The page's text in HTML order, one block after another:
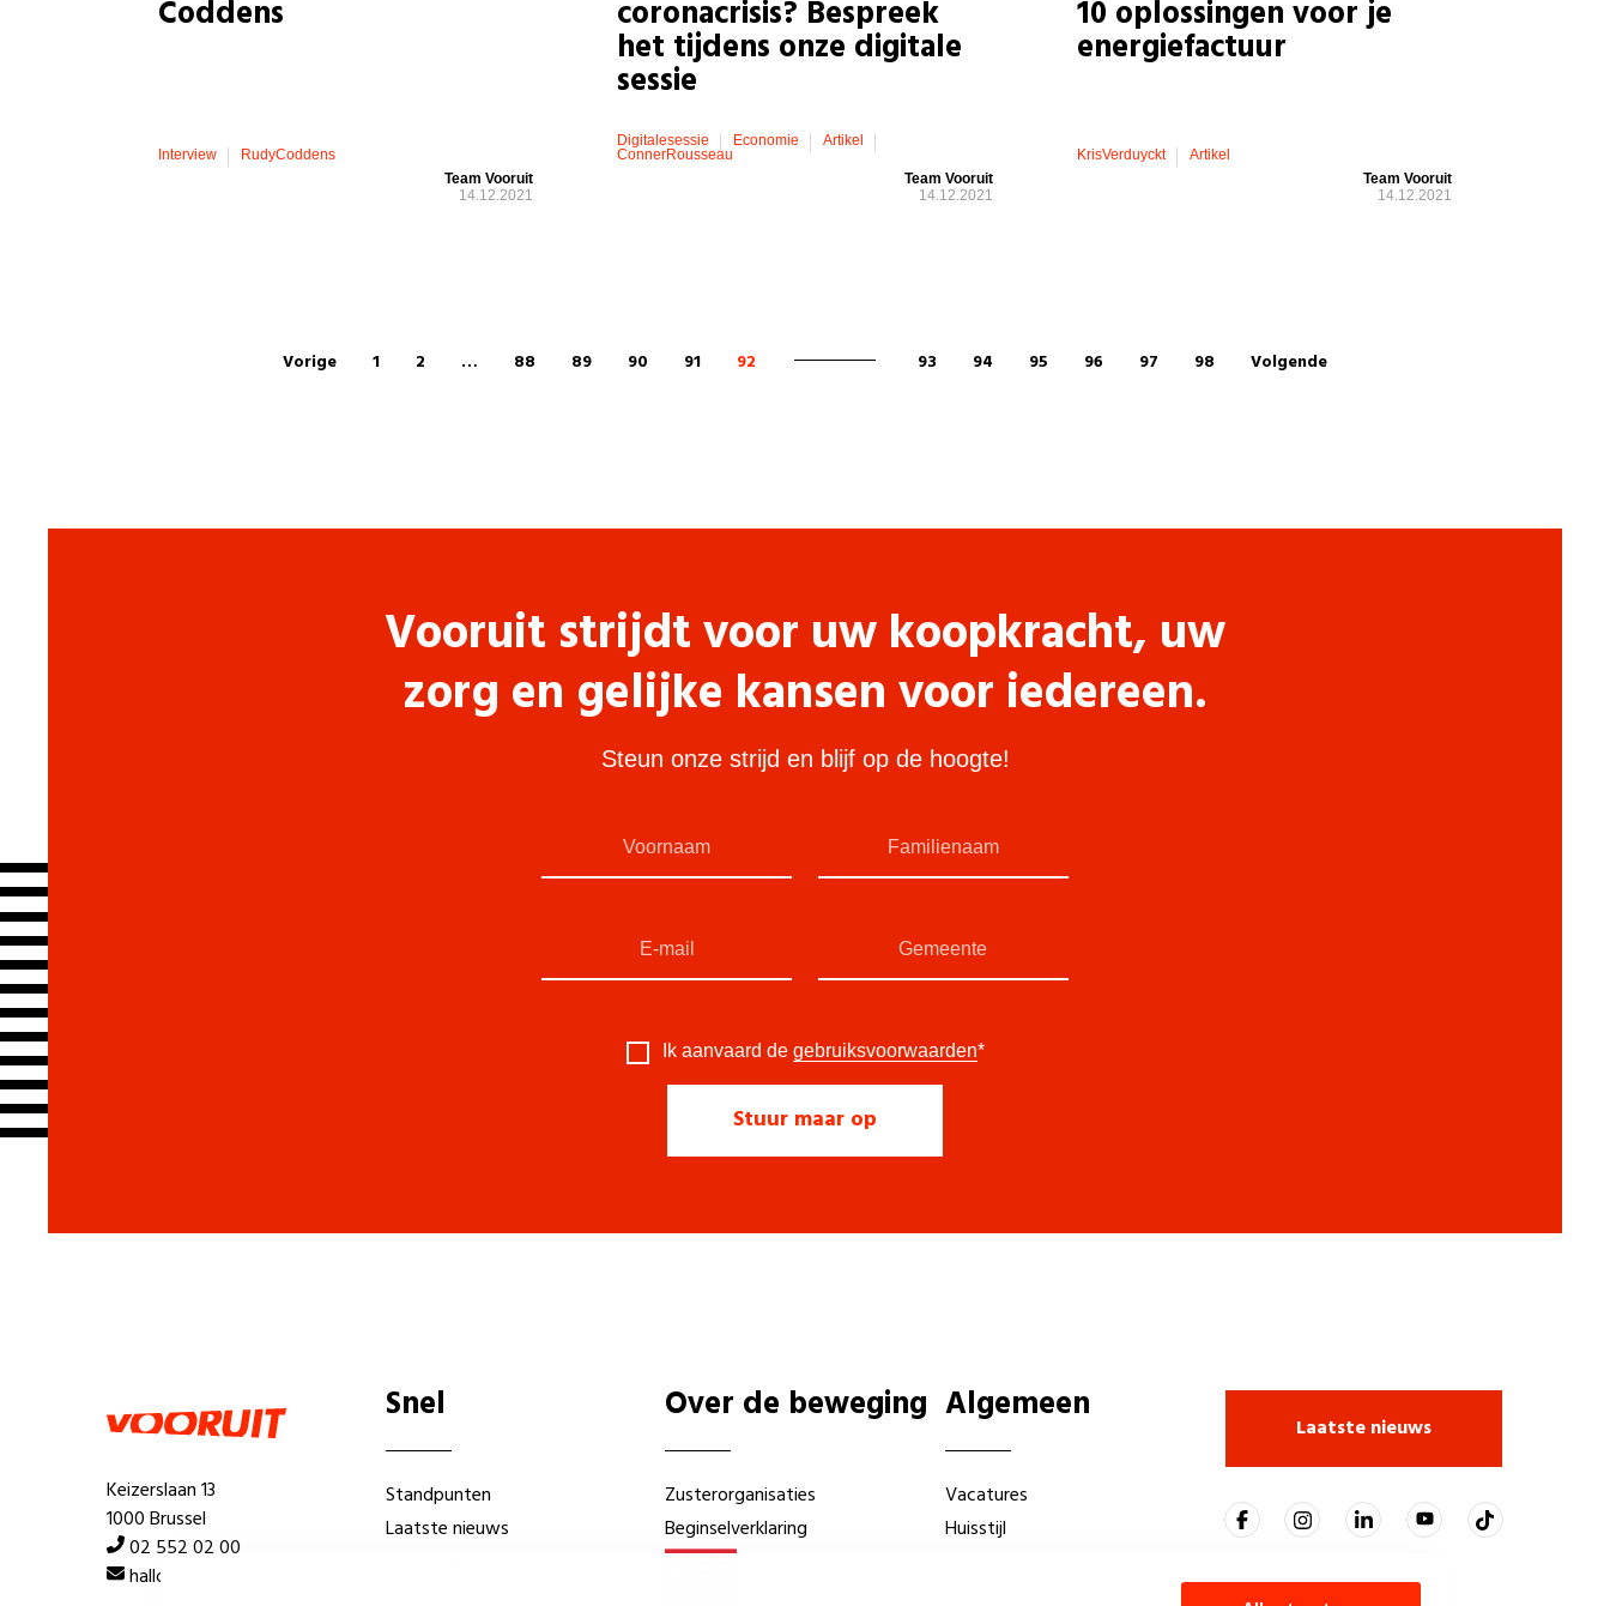
Coddens
Interview
RudyCoddens
Team Vooruit
14.12.2021
coronacrisis? Bespreek
het tijdens onze digitale
sessie
Digitalesessie Economie
Artikel
ConnerRousseau
Team Vooruit
14.12.2021
10 oplossingen voor je
energiefactuur
KrisVerduyckt
Artikel
Team Vooruit
14.12.2021
Vorige 1 2 … 88 89 90 91 92 93 94 95 96 97 98 Volgende
Vooruit strijdt voor uw koopkracht, uw
zorg en gelijke kansen voor iedereen.
Steun onze strijd en blijf op de hoogte!
Ik aanvaard de gebruiksvoorwaarden*
Keizerslaan 13
1000 Brussel
02 552 02 00
hallo@vooruit.org
Snel
Standpunten
Laatste nieuws
Over de beweging
Zusterorganisaties
Beginselverklaring
Algemeen
Vacatures
Huisstijl
Laatste nieuws